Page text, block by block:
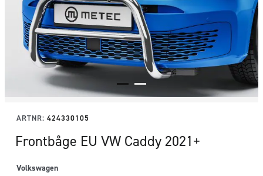
ARTNR: 424330105
Frontbåge EU VW Caddy 2021+
Volkswagen